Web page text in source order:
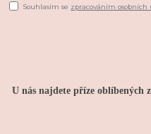
Souhlasím se zpracováním osobních
U nás najdete příze oblíbených